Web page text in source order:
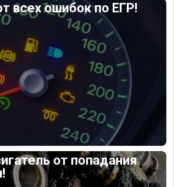
всех ошибок по ЕГР!
от попадания